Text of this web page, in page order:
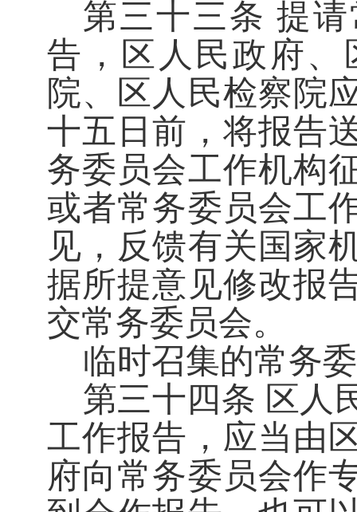
第三十三条提
告，区人民政府
院、区人民检察院
十五日前，将报告
务委员会工作机构
或者常务委员会工
见，反馈有关国家
据所提意见修改报
交常务委员会。
临时召集的常务
第三十四条 区人
工作报告，应当由
府向常务委员会作